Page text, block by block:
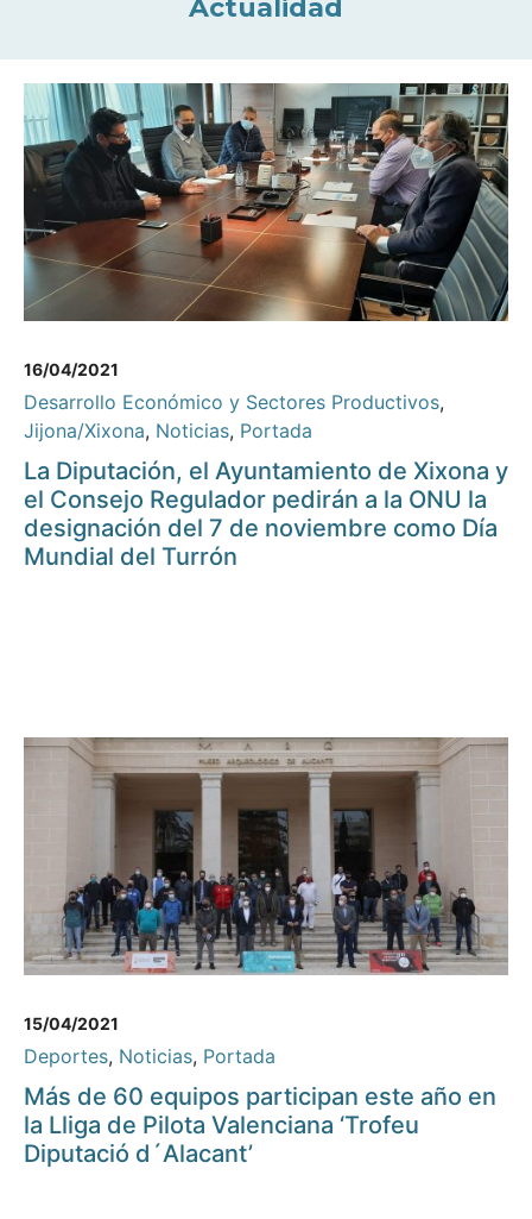
Actualidad
16/04/2021
Desarrollo Económico y Sectores Productivos,
Jijona/Xixona, Noticias, Portada
La Diputación, el Ayuntamiento de Xixona y
el Consejo Regulador pedirán a la ONU la
designación del 7 de noviembre como Día
Mundial del Turrón
15/04/2021
Deportes, Noticias, Portada
Más de 60 equipos participan este año en
la Lliga de Pilota Valenciana ‘Trofeu
Diputació d´Alacant’